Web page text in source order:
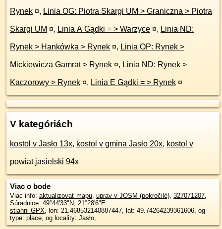
Rynek ¤, Linia OG: Piotra Skargi UM > Graniczna > Piotra
Skargi UM ¤, Linia A Gądki = > Warzyce ¤, Linia ND:
Rynek > Hankówka > Rynek ¤, Linia OP: Rynek >
Mickiewicza Gamrat > Rynek ¤, Linia ND: Rynek >
Kaczorowy > Rynek ¤, Linia E Gądki = > Rynek ¤
V kategóriách
kostol v Jasło 13x, kostol v gmina Jasło 20x, kostol v
powiat jasielski 94x
Viac o bode
Viac info: aktualizovať mapu, uprav v JOSM (pokročilé), 327071207,
Súradnice: 49°44'33"N, 21°28'6"E
stiahni GPX, lon: 21.468532140887447, lat: 49.74264239361606, og
type: place, og locality: Jasło,